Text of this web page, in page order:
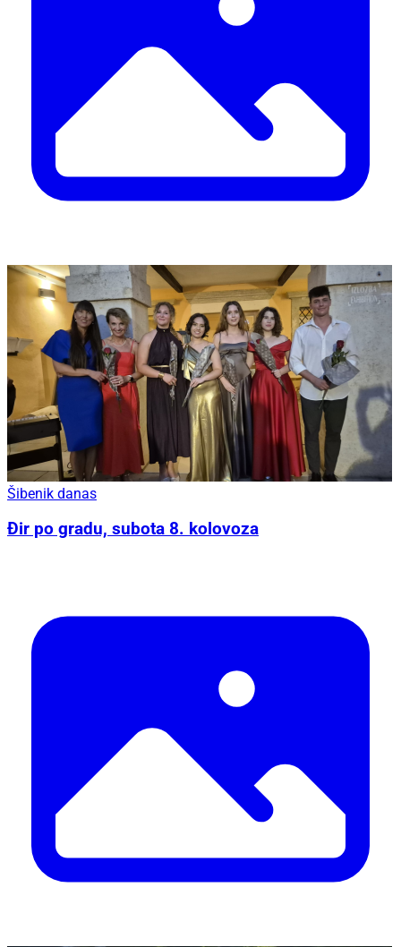
Šibenik danas
Đir po gradu, subota 8. kolovoza